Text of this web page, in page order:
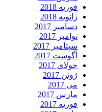
فوریه 2018
ژانویه 2018
دسامبر 2017
نوامبر 2017
سپتامبر 2017
آگوست 2017
جولای 2017
ژوئن 2017
می 2017
مارس 2017
فوریه 2017